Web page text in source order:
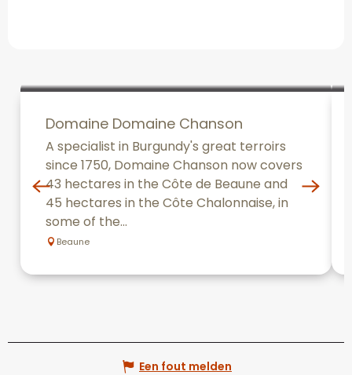
Domaine Domaine Chanson
A specialist in Burgundy's great terroirs
since 1750, Domaine Chanson now covers
43 hectares in the Côte de Beaune and
45 hectares in the Côte Chalonnaise, in
some of the...
Beaune
Een fout melden